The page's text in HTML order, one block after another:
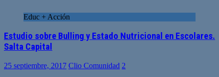
Educ + Acción
Estudio sobre Bulling y Estado Nutricional en Escolares.
Salta Capital
25 septiembre, 2017 Clio Comunidad 2